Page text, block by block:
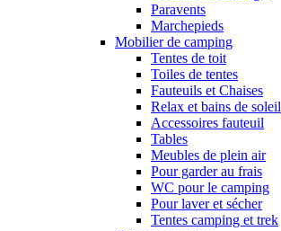
Paravents
Marchepieds
Mobilier de camping
Tentes de toit
Toiles de tentes
Fauteuils et Chaises
Relax et bains de soleil
Accessoires fauteuil
Tables
Meubles de plein air
Pour garder au frais
WC pour le camping
Pour laver et sécher
Tentes camping et trek